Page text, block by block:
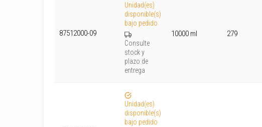
87512000-09
Unidad(es)
disponible(s)
bajo pedido
Consulte
stock y
plazo de
entrega
10000 ml 279
Unidad(es)
disponible(s)
bajo pedido